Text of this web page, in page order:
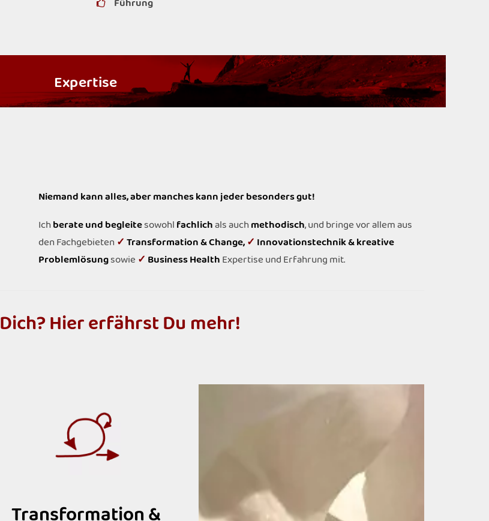
Führung
Expertise
Niemand kann alles, aber manches kann jeder besonders gut!
Ichberate und begleitesowohlfachlichals auchmethodisch, und bringe vor allem aus
den Fachgebieten ✓Transformation & Change,✓ Innovationstechnik & kreative
Problemlösungsowie ✓ Business HealthExpertise und Erfahrung mit.
Dich?HiererfährstDu mehr!